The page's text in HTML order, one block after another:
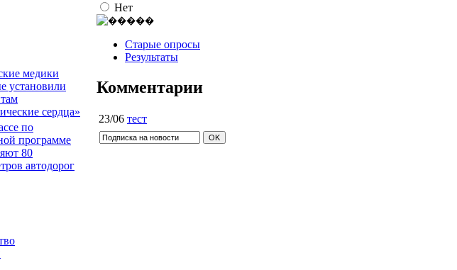
медики
установили
сердца»
по
программе
80
автодорог
Нет
Старые опросы
Результаты
Комментарии
23/06 тест